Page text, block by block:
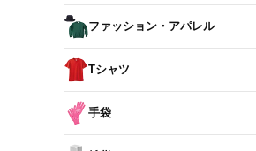
ファッション・アパレル
Tシャツ
手袋